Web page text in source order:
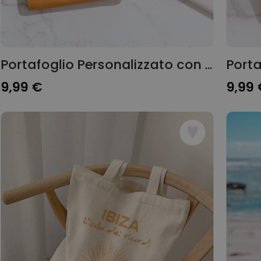
Portafoglio Personalizzato con Nome
9,99 €
9,99